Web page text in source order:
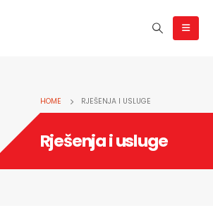
HOME RJEŠENJA I USLUGE
Rješenja i usluge